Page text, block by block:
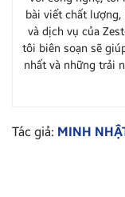
bài viết chất lượng,
và dịch vụ của
tôi biên soạn sẽ
nhất và những trải
Tác giả: MINH